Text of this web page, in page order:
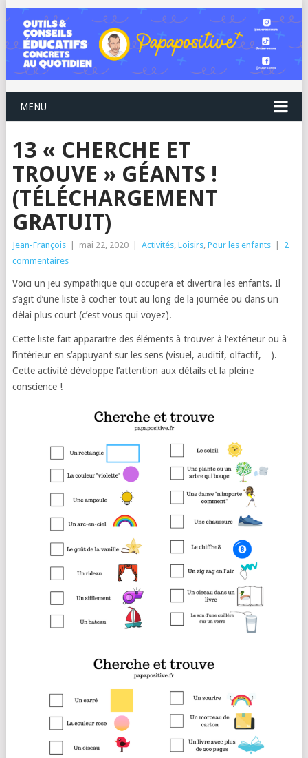
MENU
13 « CHERCHE ET
TROUVE » GÉANTS !
(TÉLÉCHARGEMENT
GRATUIT)
Jean-François mai 22, 2020 Activités, Loisirs, Pour les enfants
2
commentaires
Voici un jeu sympathique qui occupera et divertira les enfants. Il
s’agit d’une liste à cocher tout au long de la journée ou dans un
délai plus court (c’est vous qui voyez).
Cette liste fait apparaitre des éléments à trouver à l’extérieur ou à
l’intérieur en s’appuyant sur les sens (visuel, auditif, olfactif,…).
Cette activité développe l’attention aux détails et la pleine
conscience !